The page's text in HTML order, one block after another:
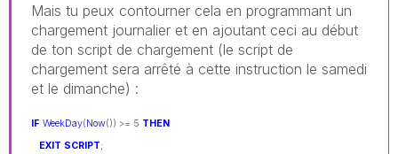
Mais tu peux contourner cela en programmant un
chargement journalier et en ajoutant ceci au début
de ton script de chargement (le script de
chargement sera arrêté à cette instruction le samedi
et le dimanche) :
IF WeekDay(Now()) >= 5 THEN
EXIT SCRIPT;